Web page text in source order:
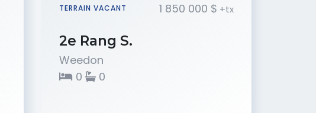
TERRAIN VACANT 1 850 000 $ +tx
2e Rang S.
Weedon
0
0